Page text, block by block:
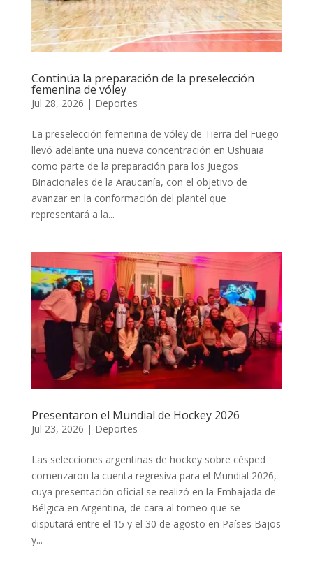
Continúa la preparación de la preselección
femenina de vóley
Jul 28, 2026 | Deportes
La preselección femenina de vóley de Tierra del Fuego
llevó adelante una nueva concentración en Ushuaia
como parte de la preparación para los Juegos
Binacionales de la Araucanía, con el objetivo de
avanzar en la conformación del plantel que
representará a la...
Presentaron el Mundial de Hockey 2026
Jul 23, 2026 | Deportes
Las selecciones argentinas de hockey sobre césped
comenzaron la cuenta regresiva para el Mundial 2026,
cuya presentación oficial se realizó en la Embajada de
Bélgica en Argentina, de cara al torneo que se
disputará entre el 15 y el 30 de agosto en Países Bajos
y...